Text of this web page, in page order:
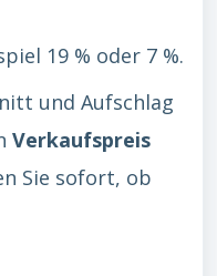
19 % oder 7 %.
und Aufschlag
Verkaufspreis
Sie sofort, ob